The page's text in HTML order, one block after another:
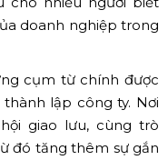
doanh nghiệp trong
cụm từ chính được
lập công ty. Nơi
giao lưu, cùng trò
đó tăng thêm sự gắn